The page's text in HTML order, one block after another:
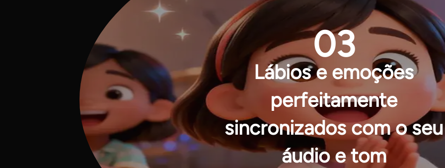
03
Lábios e emoções
perfeitamente
sincronizados com o seu
áudio e tom